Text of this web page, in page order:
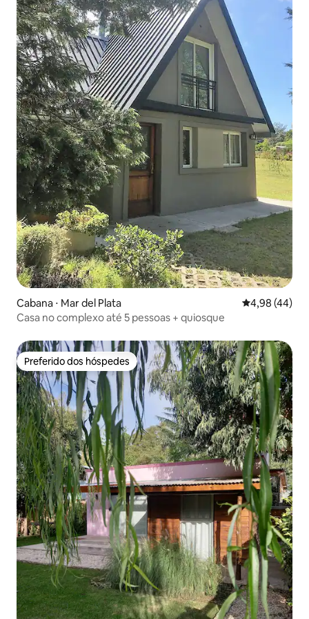
Cabana ⋅ Mar del Plata 4,98 de uma
4,98 (44)
Casa no complexo até 5 pessoas + quiosque
Preferido dos hóspedes
Preferido dos hóspedes